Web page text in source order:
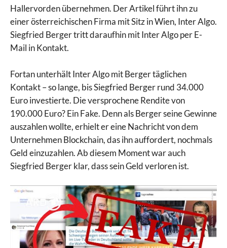
Hallervorden übernehmen. Der Artikel führt ihn zu
einer österreichischen Firma mit Sitz in Wien, Inter Algo.
Siegfried Berger tritt daraufhin mit Inter Algo per E-
Mail in Kontakt.
Fortan unterhält Inter Algo mit Berger täglichen
Kontakt – so lange, bis Siegfried Berger rund 34.000
Euro investierte. Die versprochene Rendite von
190.000 Euro? Ein Fake. Denn als Berger seine Gewinne
auszahlen wollte, erhielt er eine Nachricht von dem
Unternehmen Blockchain, das ihn auffordert, nochmals
Geld einzuzahlen. Ab diesem Moment war auch
Siegfried Berger klar, dass sein Geld verloren ist.